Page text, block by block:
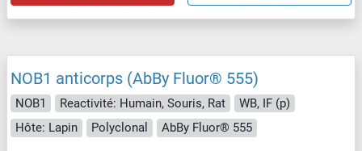
NOB1 anticorps (AbBy Fluor® 555)
NOB1 Reactivité: Humain, Souris, Rat
WB, IF (p)
Hôte: Lapin
Polyclonal AbBy Fluor® 555